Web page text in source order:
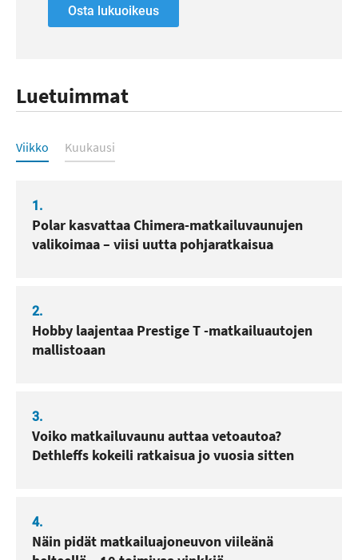
Osta lukuoikeus
Luetuimmat
Luetuimmat
Viikko Kuukausi
1.
Polar kasvattaa Chimera-matkailuvaunujen
valikoimaa – viisi uutta pohjaratkaisua
2.
Hobby laajentaa Prestige T -matkailuautojen
mallistoaan
3.
Voiko matkailuvaunu auttaa vetoautoa?
Dethleffs kokeili ratkaisua jo vuosia sitten
4.
Näin pidät matkailuajoneuvon viileänä